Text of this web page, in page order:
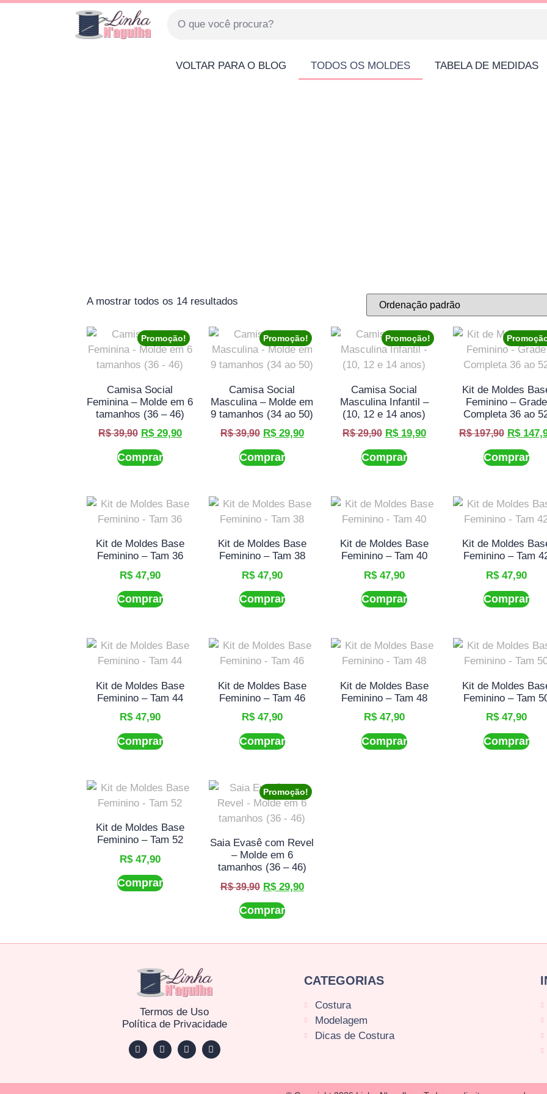
VOLTAR PARA O BLOG TODOS OS MOLDES TABELA DE MEDIDAS
A mostrar todos os 14 resultados
Promoção!
Camisa Social
Feminina – Molde em 6
tamanhos (36 – 46)
R$39,90 R$29,90
Comprar
Promoção!
Camisa Social
Masculina – Molde em
9 tamanhos (34 ao 50)
R$39,90 R$29,90
Comprar
Promoção!
Camisa Social
Masculina Infantil –
(10, 12 e 14 anos)
R$29,90 R$19,90
Comprar
Kit de Moldes
Feminino – Grade
Completa 36 ao
R$197,90 R$
Comprar
Kit de Moldes Base
Feminino – Tam 36
R$47,90
Comprar
Kit de Moldes Base
Feminino – Tam 38
R$47,90
Comprar
Kit de Moldes Base
Feminino – Tam 40
R$47,90
Comprar
Kit de Moldes
Feminino – Tam
R$47,90
Comprar
Kit de Moldes Base
Feminino – Tam 44
R$47,90
Comprar
Kit de Moldes Base
Feminino – Tam 46
R$47,90
Comprar
Kit de Moldes Base
Feminino – Tam 48
R$47,90
Comprar
Kit de Moldes
Feminino – Tam
R$47,90
Comprar
Kit de Moldes Base
Feminino – Tam 52
R$47,90
Comprar
Promoção!
Saia Evasê com Revel
– Molde em 6
tamanhos (36 – 46)
R$39,90 R$29,90
Comprar
Termos de Uso
Política de Privacidade
CATEGORIAS
Costura
Modelagem
Dicas de Costura